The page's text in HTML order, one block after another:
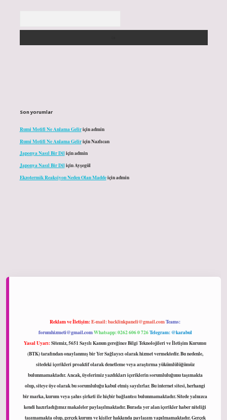
Son yorumlar
Rumi Motifi Ne Anlama Geliriçinadmin
Rumi Motifi Ne Anlama GeliriçinNazlıcan
Japonya Nasıl Bir Diliçinadmin
Japonya Nasıl Bir DiliçinAyşegül
Ekzotermik Reaksiyon Neden Olan Maddeiçinadmin
Reklam ve İletişim:E-mail:backlinkpaneli@gmail.comTeams:
forumhizmeti@gmail.comWhatsapp: 0262 606 0 726Telegram: @karabul
Yasal Uyarı:Sitemiz, 5651 Sayılı Kanun gereğince Bilgi Teknolojileri ve İletişim Kurumu
(BTK) tarafından onaylanmış bir Yer Sağlayıcı olarak hizmet vermektedir. Bu nedenle,
sitedeki içerikleri proaktif olarak denetleme veya araştırma yükümlülüğümüz
bulunmamaktadır. Ancak, üyelerimiz yazdıkları içeriklerin sorumluluğunu taşımakta
olup, siteye üye olarak bu sorumluluğu kabul etmiş sayılırlar. Bu internet sitesi, herhangi
bir marka, kurum veya şahıs şirketi ile hiçbir bağlantısı bulunmamaktadır. Sitede yalnızca
kendi hazırladığımız makaleler paylaşılmaktadır. Burada yer alan içerikler haber niteliği
taşımamakta olup, gerçek kurum ve kişiler hakkında paylaşım yapılmamaktadır. Gerçek